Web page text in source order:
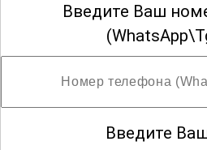
Введите Ваш
Введите